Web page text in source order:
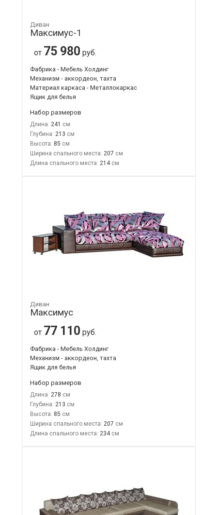
Диван
Максимус-1
от 75 980 руб.
Фабрика - Мебель Холдинг
Механизм - аккордеон, тахта
Материал каркаса - Металлокаркас
Ящик для белья
Набор размеров
Длина: 241
Глубина: 213
Высота: 85
Ширина спального места: 207
Длина спального места: 214
Диван
Максимус
от 77 110 руб.
Фабрика - Мебель Холдинг
Механизм - аккордеон, тахта
Ящик для белья
Набор размеров
Длина: 278
Глубина: 213
Высота: 85
Ширина спального места: 207
Длина спального места: 234